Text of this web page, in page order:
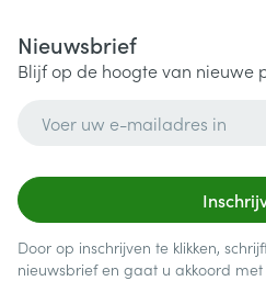
Nieuwsbrief
Blijf op de hoogte van nieuwe
Door op inschrijven te klikken,
nieuwsbrief en gaat u akkoord